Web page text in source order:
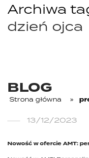
Archiwa
dzień ojca
BLOG
Strona główna »
13/12/2023
Nowość w ofercie AMT: